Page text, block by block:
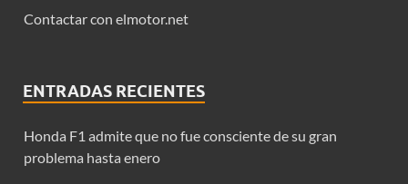
Contactar con elmotor.net
ENTRADAS RECIENTES
Honda F1 admite que no fue consciente de su gran
problema hasta enero